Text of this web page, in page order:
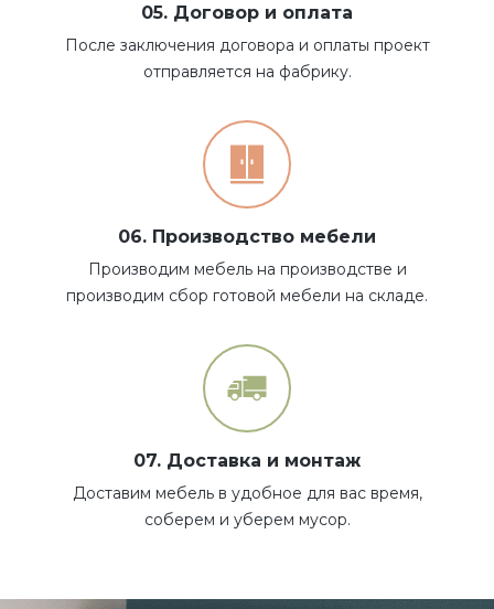
05. Договор и оплата
После заключения договора и оплаты проект
отправляется на фабрику.
06. Производство мебели
Производим мебель на производстве и
производим сбор готовой мебели на складе.
07. Доставка и монтаж
Доставим мебель в удобное для вас время,
соберем и уберем мусор.